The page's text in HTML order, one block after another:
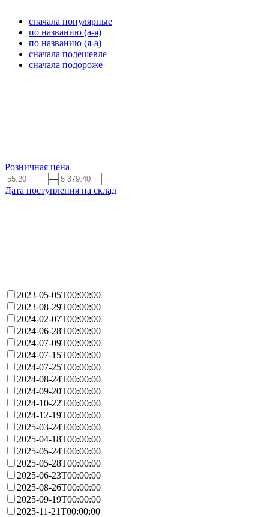
сначала популярные
по названию (а-я)
по названию (я-а)
сначала подешевле
сначала подороже
Розничная цена
—
Дата поступления на склад
2023-05-05T00:00:00
2023-08-29T00:00:00
2024-02-07T00:00:00
2024-06-28T00:00:00
2024-07-09T00:00:00
2024-07-15T00:00:00
2024-07-25T00:00:00
2024-08-24T00:00:00
2024-09-20T00:00:00
2024-10-22T00:00:00
2024-12-19T00:00:00
2025-03-24T00:00:00
2025-04-18T00:00:00
2025-05-24T00:00:00
2025-05-28T00:00:00
2025-06-23T00:00:00
2025-08-26T00:00:00
2025-09-19T00:00:00
2025-11-21T00:00:00